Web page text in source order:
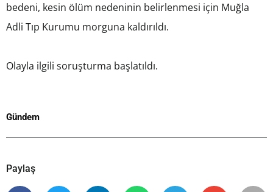
bedeni, kesin ölüm nedeninin belirlenmesi için Muğla
Adli Tıp Kurumu morguna kaldırıldı.
Olayla ilgili soruşturma başlatıldı.
Gündem
Paylaş